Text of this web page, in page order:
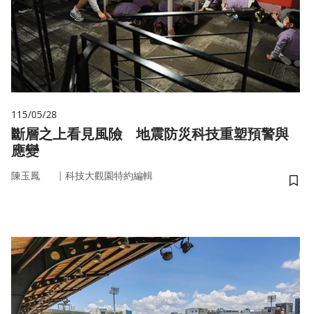
115/05/28
斷層之上看見風險 地震防災科技重塑預警與
應變
陳玉鳳 ｜ 科技大觀園特約編輯
儲